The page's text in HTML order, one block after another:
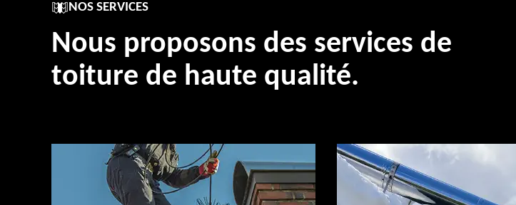
NOS SERVICES
Nous proposons des services de
toiture de haute qualité.